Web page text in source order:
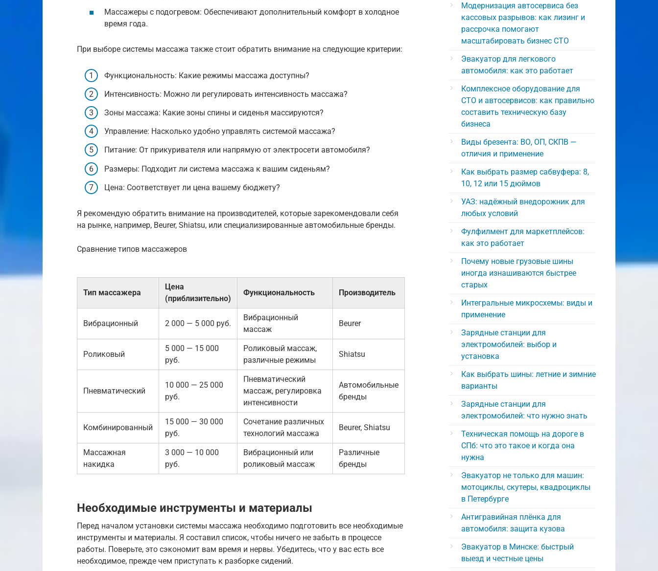
Массажеры с подогревом: Обеспечивают дополнительный комфорт в холодное
время года.
При выборе системы массажа также стоит обратить внимание на следующие критерии:
Функциональность: Какие режимы массажа доступны?
Интенсивность: Можно ли регулировать интенсивность массажа?
Зоны массажа: Какие зоны спины и сиденья массируются?
Управление: Насколько удобно управлять системой массажа?
Питание: От прикуривателя или напрямую от электросети автомобиля?
Размеры: Подходит ли система массажа к вашим сиденьям?
Цена: Соответствует ли цена вашему бюджету?
Я рекомендую обратить внимание на производителей, которые зарекомендовали себя
на рынке, например, Beurer, Shiatsu, или специализированные автомобильные бренды.
Сравнение типов массажеров
Тип массажера
Цена
(приблизительно)
Функциональность Производитель
Вибрационный 2 000 — 5 000 руб.
Вибрационный
массаж
Beurer
Роликовый
5 000 — 15 000
руб.
Роликовый массаж,
различные режимы
Shiatsu
Пневматический
10 000 — 25 000
руб.
Пневматический
массаж, регулировка
интенсивности
Автомобильные
бренды
Комбинированный
15 000 — 30 000
руб.
Сочетание различных
технологий массажа
Beurer, Shiatsu
Массажная
накидка
3 000 — 10 000
руб.
Вибрационный или
роликовый массаж
Различные
бренды
Необходимые инструменты и материалы
Перед началом установки системы массажа необходимо подготовить все необходимые
инструменты и материалы. Я составил список, чтобы ничего не забыть в процессе
работы. Поверьте, это сэкономит вам время и нервы. Убедитесь, что у вас есть все
необходимое, прежде чем приступать к разборке сидений.
Модернизация автосервиса без
кассовых разрывов: как лизинг и
рассрочка помогают
масштабировать бизнес СТО
Эвакуатор для легкового
автомобиля: как это работает
Комплексное оборудование для
СТО и автосервисов: как правильно
составить техническую базу
бизнеса
Виды брезента: ВО, ОП, СКПВ —
отличия и применение
Как выбрать размер сабвуфера: 8,
10, 12 или 15 дюймов
УАЗ: надёжный внедорожник для
любых условий
Фулфилмент для маркетплейсов:
как это работает
Почему новые грузовые шины
иногда изнашиваются быстрее
старых
Интегральные микросхемы: виды и
применение
Зарядные станции для
электромобилей: выбор и
установка
Как выбрать шины: летние и зимние
варианты
Зарядные станции для
электромобилей: что нужно знать
Техническая помощь на дороге в
СПб: что это такое и когда она
нужна
Эвакуатор не только для машин:
мотоциклы, скутеры, квадроциклы
в Петербурге
Антигравийная плёнка для
автомобиля: защита кузова
Эвакуатор в Минске: быстрый
выезд и честные цены